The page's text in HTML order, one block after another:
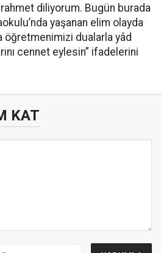
diliyorum. Bugün burada
yaşanan elim olayda
öğretmenimizi dualarla yâd
cennet eylesin” ifadelerini
KAT